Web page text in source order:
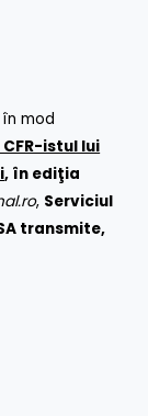
mod
istul lui
, în ediţia
, Serviciul
transmite,